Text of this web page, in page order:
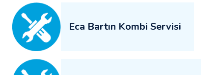
Eca Bartın Kombi Servisi